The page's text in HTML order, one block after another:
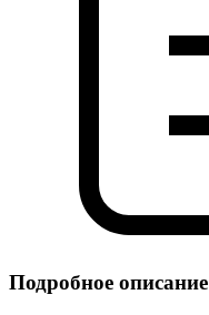
Подробное описание